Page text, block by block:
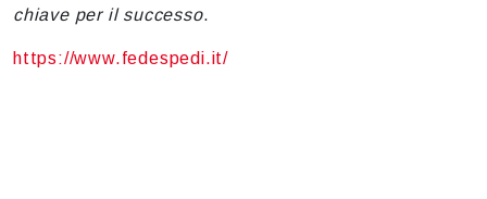
chiave per il successo.
https://www.fedespedi.it/